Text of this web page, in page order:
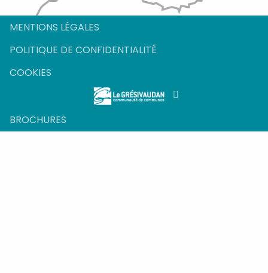
MENTIONS LÉGALES
POLITIQUE DE CONFIDENTIALITÉ
COOKIES
BROCHURES